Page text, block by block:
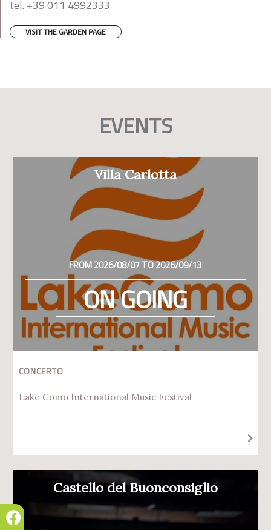
tel. +39 011 4992333
VISIT THE GARDEN PAGE
EVENTS
Villa Carlotta
FROM 2026/08/07 TO 2026/09/13
ON GOING
CONCERTO
Lake Como International Music Festival
Castello del Buonconsiglio